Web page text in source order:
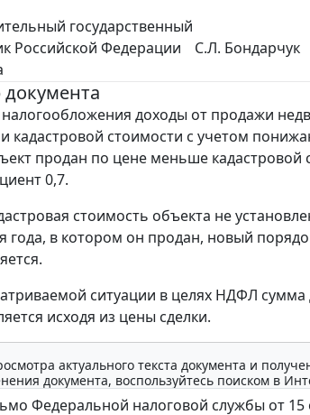
государственный
Российской Федерации
С.Л. Бондарчук
налогообложения доходы от продажи
кадастровой стоимости с учетом
продан по цене меньше
0,7.
стоимость объекта не
года, в котором он продан, новый
ситуации в целях НДФЛ
исходя из цены сделки.
актуального текста документа и
документа, воспользуйтесь поиском в